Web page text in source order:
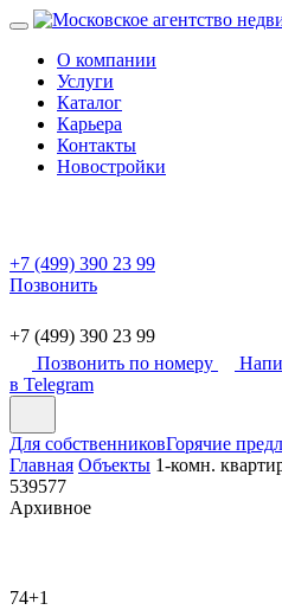
О компании
Услуги
Каталог
Карьера
Контакты
Новостройки
+7 (499) 390 23 99
Позвонить
+7 (499) 390 23 99
Позвонить по номеру
в Telegram
Для собственниковГорячие
Главная Объекты 1-комн.
539577
Архивное
74+1